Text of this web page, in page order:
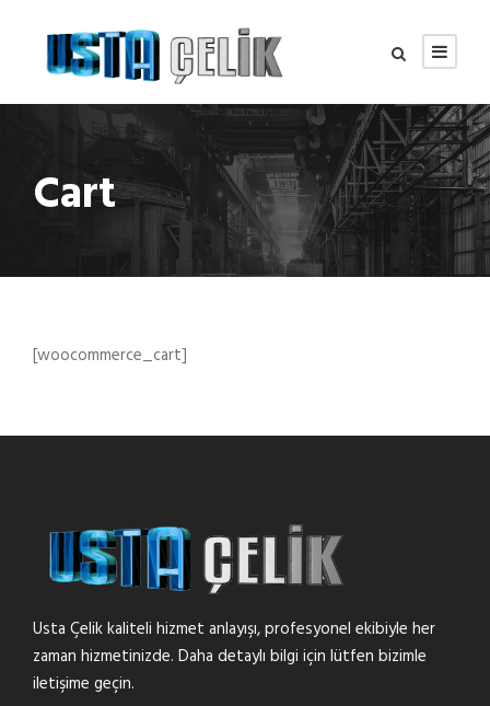
Cart
[woocommerce_cart]
Usta Çelik kaliteli hizmet anlayışı, profesyonel ekibiyle her
zaman hizmetinizde. Daha detaylı bilgi için lütfen bizimle
iletişime geçin.